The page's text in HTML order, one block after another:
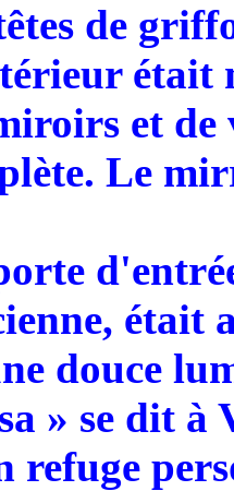
de
était
et
Le
était
douce
» se dit à